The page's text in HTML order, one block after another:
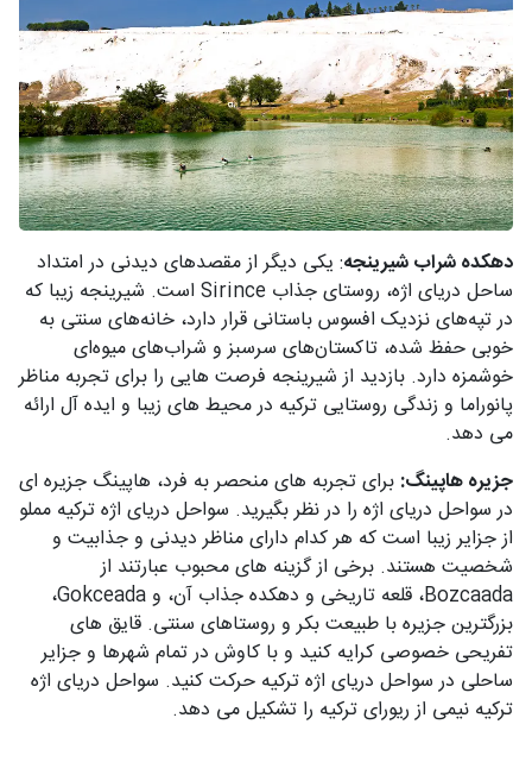
دهکده شراب شیرینجه: یکی دیگر از مقصدهای دیدنی در امتداد
ساحل دریای اژه، روستای جذاب Sirince است. شیرینجه زیبا که
در تپه‌های نزدیک افسوس باستانی قرار دارد، خانه‌های سنتی به
خوبی حفظ شده، تاکستان‌های سرسبز و شراب‌های میوه‌ای
خوشمزه دارد. بازدید از شیرینجه فرصت هایی را برای تجربه مناظر
پانوراما و زندگی روستایی ترکیه در محیط های زیبا و ایده آل ارائه
می دهد.
جزیره هاپینگ: برای تجربه های منحصر به فرد، هاپینگ جزیره ای
در سواحل دریای اژه را در نظر بگیرید. سواحل دریای اژه ترکیه مملو
از جزایر زیبا است که هر کدام دارای مناظر دیدنی و جذابیت و
شخصیت هستند. برخی از گزینه های محبوب عبارتند از
Bozcaada، قلعه تاریخی و دهکده جذاب آن، و Gokceada،
بزرگترین جزیره با طبیعت بکر و روستاهای سنتی. قایق های
تفریحی خصوصی کرایه کنید و با کاوش در تمام شهرها و جزایر
ساحلی در سواحل دریای اژه ترکیه حرکت کنید. سواحل دریای اژه
ترکیه نیمی از ریورای ترکیه را تشکیل می دهد.